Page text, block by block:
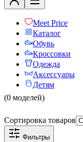
Meet Price
Каталог
Обувь
Кроссовки
Одежда
Аксессуары
Детям
(0 моделей)
Сортировка товаров
Фильтры